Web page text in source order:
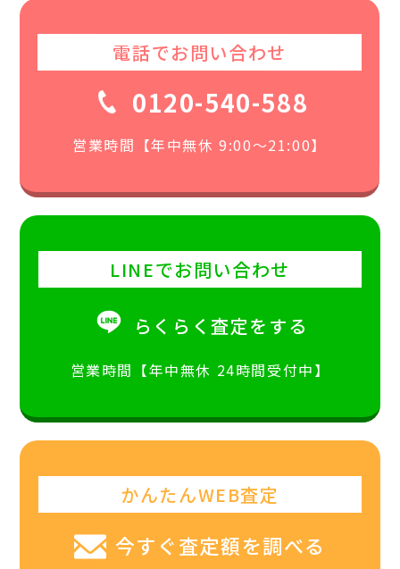
電話でお問い合わせ
0120-540-588
営業時間【年中無休 9:00〜21:00】
LINEでお問い合わせ
らくらく査定をする
営業時間【年中無休 24時間受付中】
かんたんWEB査定
今すぐ査定額を調べる